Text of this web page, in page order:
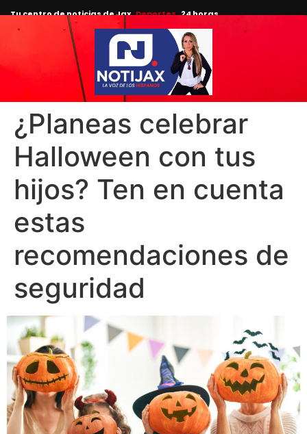
Tu centro de noticias de Jax Deportes 24 horas.
¿Planeas celebrar
Halloween con tus
hijos? Ten en cuenta
estas
recomendaciones de
seguridad